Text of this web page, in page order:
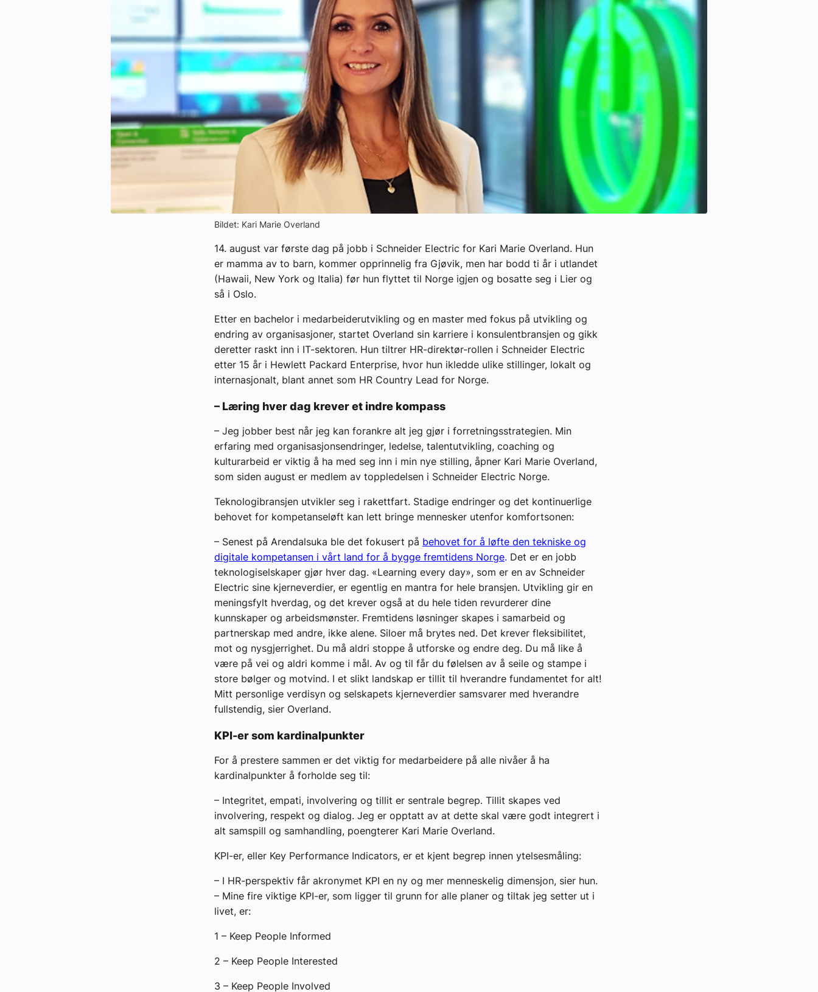
Kontakt oss:
Abonner på fagbladet Byggfakta Nyheter
Annonsere i VVS Aktuelt
Kontakt oss
Tips oss
eBlad
Bildet: Kari Marie Overland
14. august var første dag på jobb i Schneider Electric for Kari Marie Overland. Hun
er mamma av to barn, kommer opprinnelig fra Gjøvik, men har bodd ti år i utlandet
(Hawaii, New York og Italia) før hun flyttet til Norge igjen og bosatte seg i Lier og
så i Oslo.
Etter en bachelor i medarbeiderutvikling og en master med fokus på utvikling og
endring av organisasjoner, startet Overland sin karriere i konsulentbransjen og gikk
deretter raskt inn i IT-sektoren. Hun tiltrer HR-direktør-rollen i Schneider Electric
etter 15 år i Hewlett Packard Enterprise, hvor hun ikledde ulike stillinger, lokalt og
internasjonalt, blant annet som HR Country Lead for Norge.
– Læring hver dag krever et indre kompass
– Jeg jobber best når jeg kan forankre alt jeg gjør i forretningsstrategien. Min
erfaring med organisasjonsendringer, ledelse, talentutvikling, coaching og
kulturarbeid er viktig å ha med seg inn i min nye stilling, åpner Kari Marie Overland,
som siden august er medlem av toppledelsen i Schneider Electric Norge.
Teknologibransjen utvikler seg i rakettfart. Stadige endringer og det kontinuerlige
behovet for kompetanseløft kan lett bringe mennesker utenfor komfortsonen:
– Senest på Arendalsuka ble det fokusert på behovet for å løfte den tekniske og
digitale kompetansen i vårt land for å bygge fremtidens Norge. Det er en jobb
teknologiselskaper gjør hver dag. «Learning every day», som er en av Schneider
Electric sine kjerneverdier, er egentlig en mantra for hele bransjen. Utvikling gir en
meningsfylt hverdag, og det krever også at du hele tiden revurderer dine
kunnskaper og arbeidsmønster. Fremtidens løsninger skapes i samarbeid og
partnerskap med andre, ikke alene. Siloer må brytes ned. Det krever fleksibilitet,
mot og nysgjerrighet. Du må aldri stoppe å utforske og endre deg. Du må like å
være på vei og aldri komme i mål. Av og til får du følelsen av å seile og stampe i
store bølger og motvind. I et slikt landskap er tillit til hverandre fundamentet for alt!
Mitt personlige verdisyn og selskapets kjerneverdier samsvarer med hverandre
fullstendig, sier Overland.
KPI-er som kardinalpunkter
For å prestere sammen er det viktig for medarbeidere på alle nivåer å ha
kardinalpunkter å forholde seg til:
– Integritet, empati, involvering og tillit er sentrale begrep. Tillit skapes ved
involvering, respekt og dialog. Jeg er opptatt av at dette skal være godt integrert i
alt samspill og samhandling, poengterer Kari Marie Overland.
KPI-er, eller Key Performance Indicators, er et kjent begrep innen ytelsesmåling:
– I HR-perspektiv får akronymet KPI en ny og mer menneskelig dimensjon, sier hun.
– Mine fire viktige KPI-er, som ligger til grunn for alle planer og tiltak jeg setter ut i
livet, er:
1 – Keep People Informed
2 – Keep People Interested
3 – Keep People Involved